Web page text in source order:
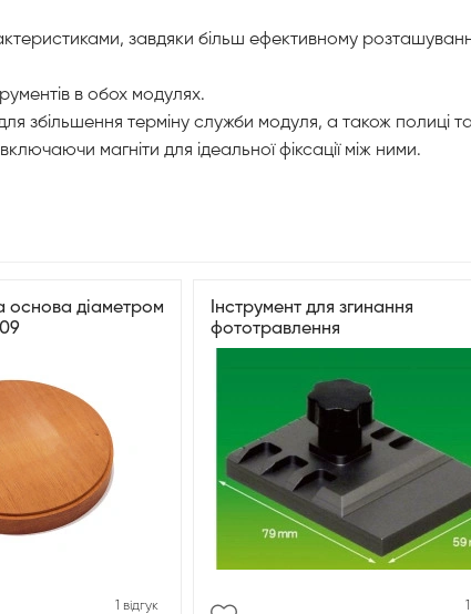
завдяки більш ефективному
в обох модулях.
збільшення терміну служби модуля, а також полиці
магніти для ідеальної фіксації між ними.
основа діаметром
1 відгук
Інструмент для згинання
фототравлення